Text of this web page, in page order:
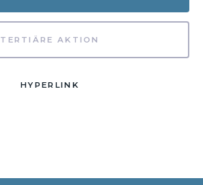
TERTIÄRE AKTION
HYPERLINK